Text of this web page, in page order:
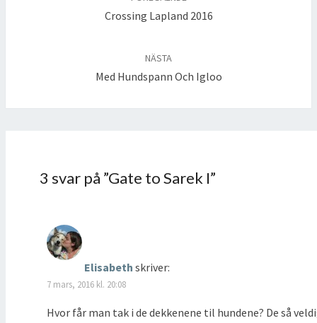
Crossing Lapland 2016
NÄSTA
Med Hundspann Och Igloo
3 svar på ”Gate to Sarek I”
Elisabeth skriver:
7 mars, 2016 kl. 20:08
Hvor får man tak i de dekkenene til hundene? De så